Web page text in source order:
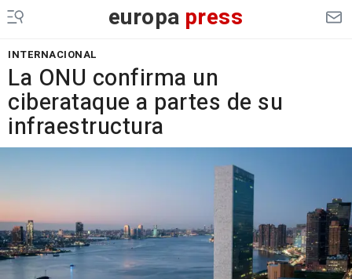
europa press
INTERNACIONAL
La ONU confirma un
ciberataque a partes de su
infraestructura